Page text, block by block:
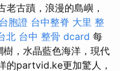
老古蹟，浪漫的島嶼，
胞證 台中整脊 大里 整
北 台中 整骨 dcard 每
，水晶藍色海洋，現代
的partvid.ke更加驚人，